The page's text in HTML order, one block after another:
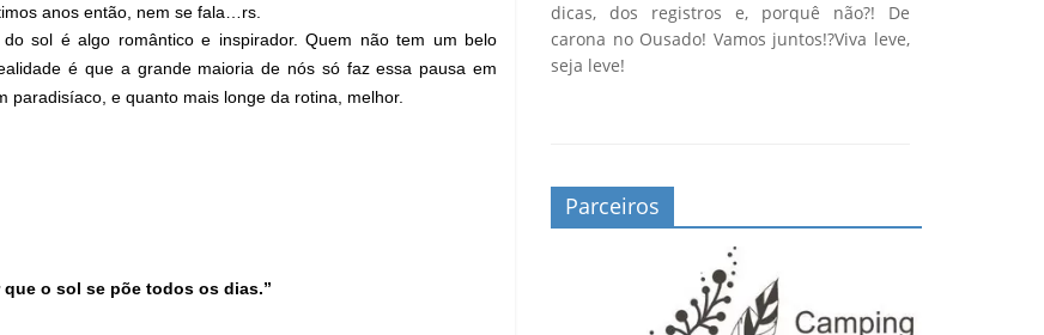
anos então, nem se fala…rs.
sol é algo romântico e inspirador. Quem não tem um belo
é que a grande maioria de nós só faz essa pausa em
e quanto mais longe da rotina, melhor.
que o sol se põe todos os dias.”
dicas, dos registros e, porquê não?! De
carona no Ousado! Vamos juntos!?Viva leve,
seja leve!
Parceiros